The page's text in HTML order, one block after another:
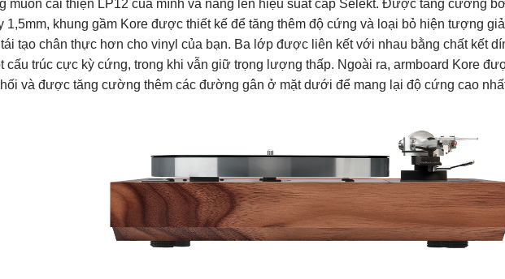
muốn cải thiện LP12 của mình và nâng lên hiệu suất cấp Selekt. Được tăng cường
1,5mm, khung gầm Kore được thiết kế để tăng thêm độ cứng và loại bỏ hiện tượng
tạo chân thực hơn cho vinyl của bạn. Ba lớp được liên kết với nhau bằng chất kết
cấu trúc cực kỳ cứng, trong khi vẫn giữ trọng lượng thấp. Ngoài ra, armboard Kore
và được tăng cường thêm các đường gân ở mặt dưới để mang lại độ cứng cao